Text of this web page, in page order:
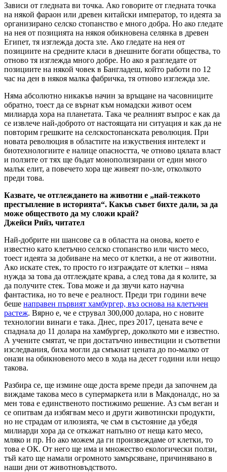
Зависи от гледната ви точка. Ако говорите от гледната точка
на някой фараон или древен китайски император, то идеята за
организирано селско стопанство е много добра. Но ако гледате
на нея от позицията на някоя обикновена селянка в древен
Египет, тя изглежда доста зле. Ако гледате на нея от
позициите на средните класи в днешните богати общества, то
отново тя изглежда много добре. Но ако я разгледате от
позициите на някой човек в Бангладеш, който работи по 12
час на ден в някоя малка фабричка, тя отново изглежда зле.
Няма абсолютно никакъв начин за връщане на часовниците
обратно, тоест да се върнат към номадски живот осем
милиарда хора на планетата. Така че реалният въпрос е как да
се извлече най-доброто от настоящата ни ситуация и как да не
повторим грешките на селскостопанската революция. При
новата революция в областите на изкуствения интелект и
биотехнологиите е налице опасността, че отново цялата власт
и ползите от тях ще бъдат монополизирани от един много
малък елит, а повечето хора ще живеят по-зле, отколкото
преди това.
Казвате, че отглеждането на животни е „най-тежкото
престъпление в историята“. Какъв съвет бихте дали, за да
може обществото да му сложи край?
Джейси Рийз, читател
Най-добрите ни шансове са в областта на онова, което е
известно като клетъчно селско стопанство или чисто месо,
тоест идеята за добиване на месо от клетки, а не от животни.
Ако искате стек, то просто го изграждате от клетки – няма
нужда за това да отглеждате крава, а след това да я колите, за
да получите стек. Това може и да звучи като научна
фантастика, но то вече е реалност. Преди три години вече
беше направен първият хамбургер, въз основа на клетъчен
растеж. Вярно е, че е струвал 300,000 долара, но с новите
технологии винаги е така. Днес, през 2017, цената вече е
спаднала до 11 долара на хамбургер, доколкото ми е известно.
А учените смятат, че при достатъчно инвестиции и съответни
изследвания, биха могли да смъкнат цената до по-малко от
онази на обикновеното месо в хода на десет години или нещо
такова.
Разбира се, ще измине още доста време преди да започнем да
виждаме такова месо в супермаркета или в Макдоналдс, но за
мен това е единственото постижимо решение. Аз съм веган и
се опитвам да избягвам месо и други животински продукти,
но не страдам от илюзията, че съм в състояние да убедя
милиарди хора да се откажат напълно от неща като месо,
мляко и пр. Но ако можем да ги произвеждаме от клетки, то
това е ОК. От него ще има и множество екологически ползи,
тъй като ще намали огромното замърсяване, причинявано в
наши дни от животновъдството.